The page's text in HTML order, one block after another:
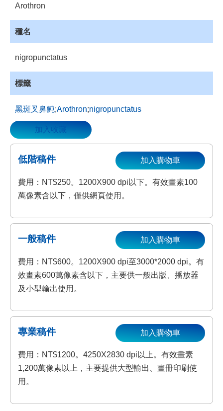
藏
入
Arothron
種名
nigropunctatus
標籤
黑斑叉鼻魨;Arothron;nigropunctatus
加入收藏
低階稿件
費用：NT$250。1200X900 dpi以下。有效畫素100
萬像素含以下，僅供網頁使用。
加入購物車
一般稿件
費用：NT$600。1200X900 dpi至3000*2000 dpi。有
效畫素600萬像素含以下，主要供一般出版、播放器
及小型輸出使用。
加入購物車
專業稿件
費用：NT$1200。4250X2830 dpi以上。有效畫素
1,200萬像素以上，主要提供大型輸出、畫冊印刷使
用。
加入購物車